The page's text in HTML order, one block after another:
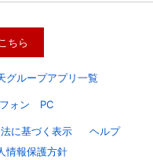
ちら
グループアプリ一覧
ォン PC
に基づく表示
ヘルプ
情報保護方針